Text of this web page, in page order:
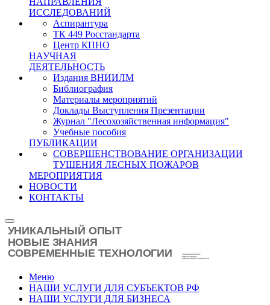
ИССЛЕДОВАНИЙ
Аспирантура
ТК 449 Росстандарта
Центр КПНО
НАУЧНАЯ
ДЕЯТЕЛЬНОСТЬ
Издания ВНИИЛМ
Библиография
Материалы мероприятий
Доклады Выступления Презентации
Журнал "Лесохозяйственная информация"
Учебные пособия
ПУБЛИКАЦИИ
СОВЕРШЕНСТВОВАНИЕ ОРГАНИЗАЦИИ
ТУШЕНИЯ ЛЕСНЫХ ПОЖАРОВ
МЕРОПРИЯТИЯ
НОВОСТИ
КОНТАКТЫ
Меню
НАШИ УСЛУГИ ДЛЯ СУБЪЕКТОВ РФ
НАШИ УСЛУГИ ДЛЯ БИЗНЕСА